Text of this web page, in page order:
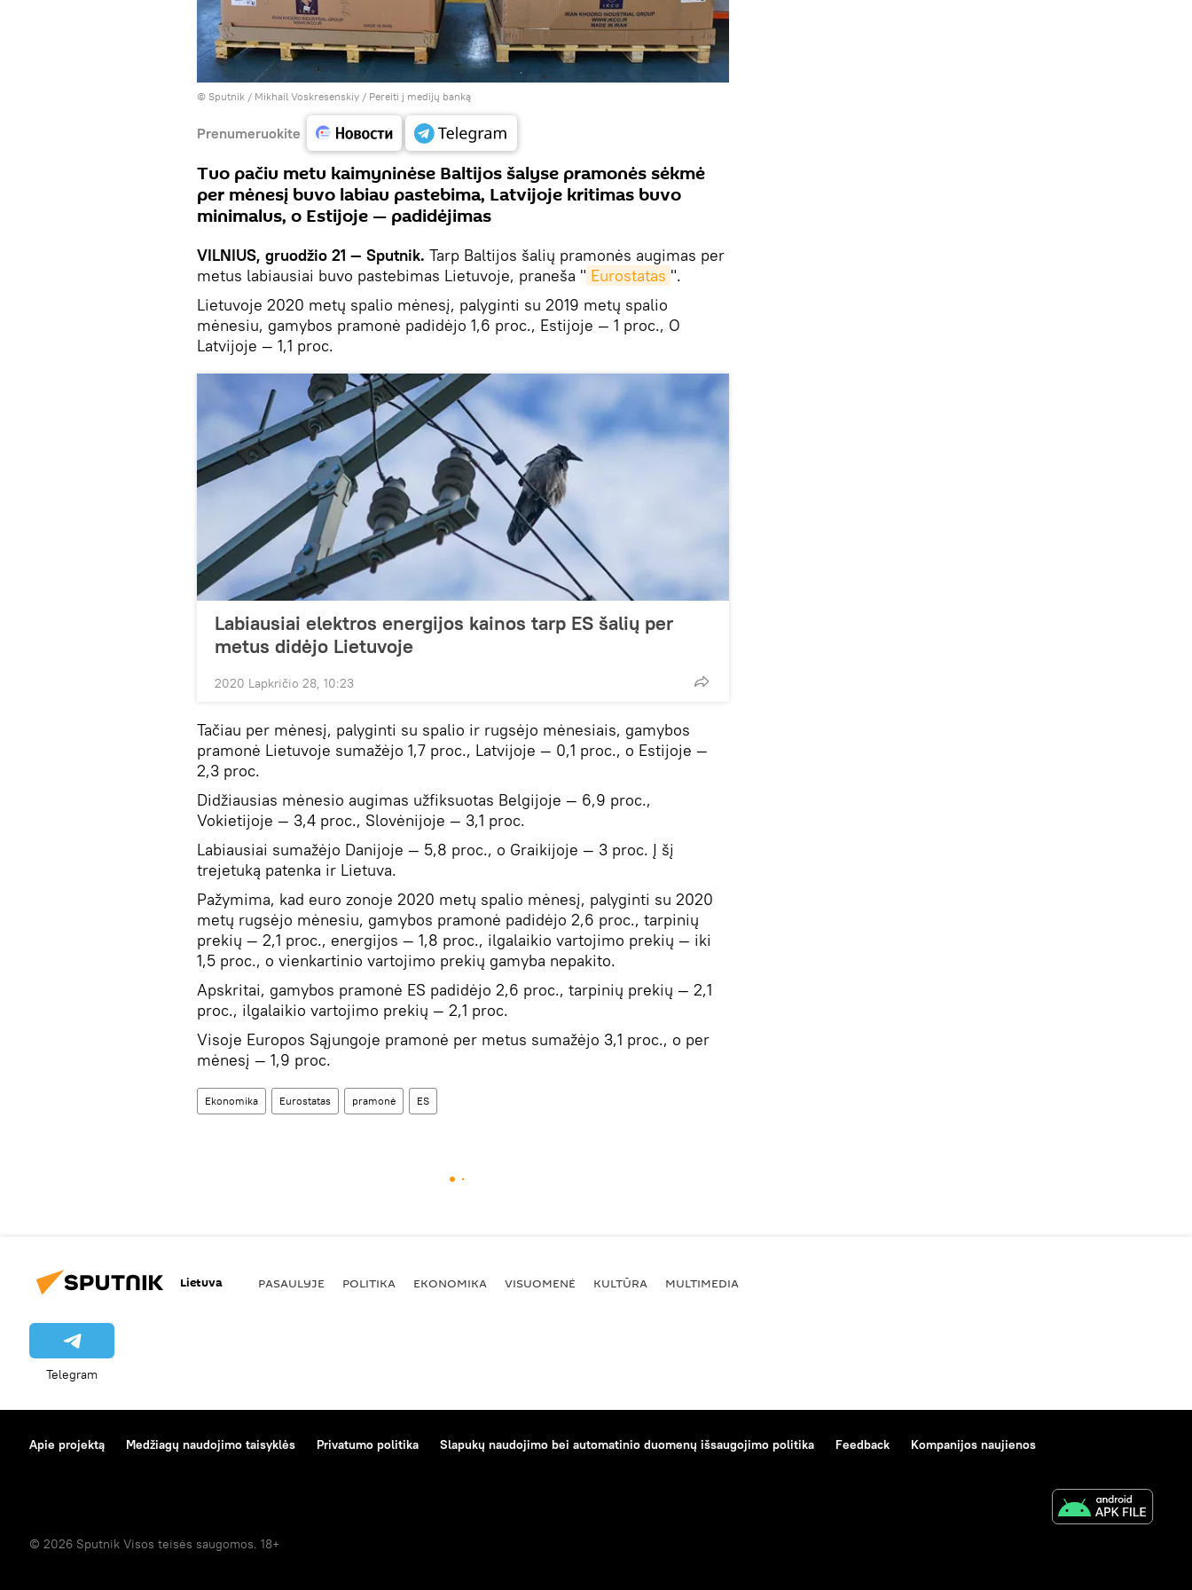
© Sputnik / Mikhail Voskresenskiy / Pereiti į medijų banką
Prenumeruokite
Tuo pačiu metu kaimyninėse Baltijos šalyse pramonės sėkmė
per mėnesį buvo labiau pastebima, Latvijoje kritimas buvo
minimalus, o Estijoje — padidėjimas
VILNIUS, gruodžio 21 — Sputnik. Tarp Baltijos šalių pramonės augimas per
metus labiausiai buvo pastebimas Lietuvoje, praneša " Eurostatas ".
Lietuvoje 2020 metų spalio mėnesį, palyginti su 2019 metų spalio
mėnesiu, gamybos pramonė padidėjo 1,6 proc., Estijoje — 1 proc., O
Latvijoje — 1,1 proc.
Labiausiai elektros energijos kainos tarp ES šalių per
metus didėjo Lietuvoje
2020 Lapkričio 28, 10:23
Tačiau per mėnesį, palyginti su spalio ir rugsėjo mėnesiais, gamybos
pramonė Lietuvoje sumažėjo 1,7 proc., Latvijoje — 0,1 proc., o Estijoje —
2,3 proc.
Didžiausias mėnesio augimas užfiksuotas Belgijoje — 6,9 proc.,
Vokietijoje — 3,4 proc., Slovėnijoje — 3,1 proc.
Labiausiai sumažėjo Danijoje — 5,8 proc., o Graikijoje — 3 proc. Į šį
trejetuką patenka ir Lietuva.
Pažymima, kad euro zonoje 2020 metų spalio mėnesį, palyginti su 2020
metų rugsėjo mėnesiu, gamybos pramonė padidėjo 2,6 proc., tarpinių
prekių — 2,1 proc., energijos — 1,8 proc., ilgalaikio vartojimo prekių — iki
1,5 proc., o vienkartinio vartojimo prekių gamyba nepakito.
Apskritai, gamybos pramonė ES padidėjo 2,6 proc., tarpinių prekių — 2,1
proc., ilgalaikio vartojimo prekių — 2,1 proc.
Visoje Europos Sąjungoje pramonė per metus sumažėjo 3,1 proc., o per
mėnesį — 1,9 proc.
Ekonomika Eurostatas pramonė ES
Lietuva PASAULYJE POLITIKA EKONOMIKA VISUOMENĖ KULTŪRA MULTIMEDIA
Telegram
Apie projektą Medžiagų naudojimo taisyklės Privatumo politika Slapukų naudojimo bei automatinio duomenų išsaugojimo politika Feedback Kompanijos naujienos
© 2026 Sputnik Visos teisės saugomos. 18+